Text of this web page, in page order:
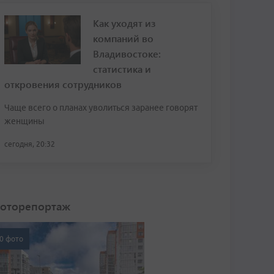
Как уходят из
компаний во
Владивостоке:
статистика и
откровения сотрудников
Чаще всего о планах уволиться заранее говорят
женщины
сегодня, 20:32
фото